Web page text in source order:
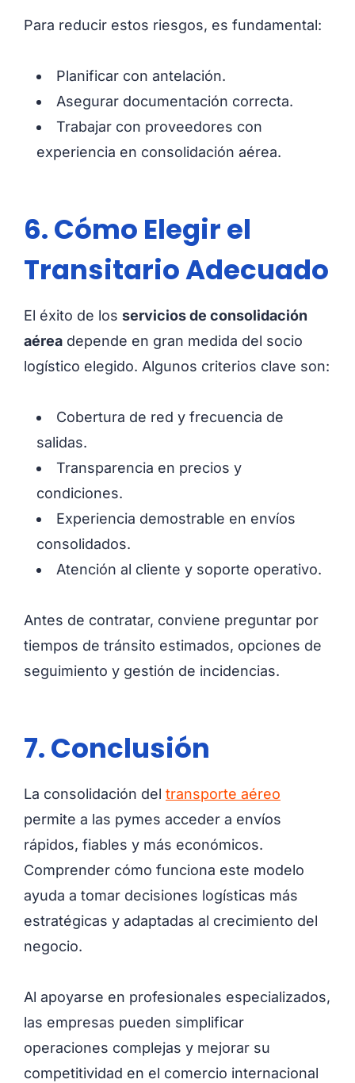
Para reducir estos riesgos, es fundamental:
Planificar con antelación.
Asegurar documentación correcta.
Trabajar con proveedores con
experiencia en consolidación aérea.
6. Cómo Elegir el
Transitario Adecuado
El éxito de los servicios de consolidación
aérea depende en gran medida del socio
logístico elegido. Algunos criterios clave son:
Cobertura de red y frecuencia de
salidas.
Transparencia en precios y
condiciones.
Experiencia demostrable en envíos
consolidados.
Atención al cliente y soporte operativo.
Antes de contratar, conviene preguntar por
tiempos de tránsito estimados, opciones de
seguimiento y gestión de incidencias.
7. Conclusión
La consolidación del transporte aéreo
permite a las pymes acceder a envíos
rápidos, fiables y más económicos.
Comprender cómo funciona este modelo
ayuda a tomar decisiones logísticas más
estratégicas y adaptadas al crecimiento del
negocio.
Al apoyarse en profesionales especializados,
las empresas pueden simplificar
operaciones complejas y mejorar su
competitividad en el comercio internacional